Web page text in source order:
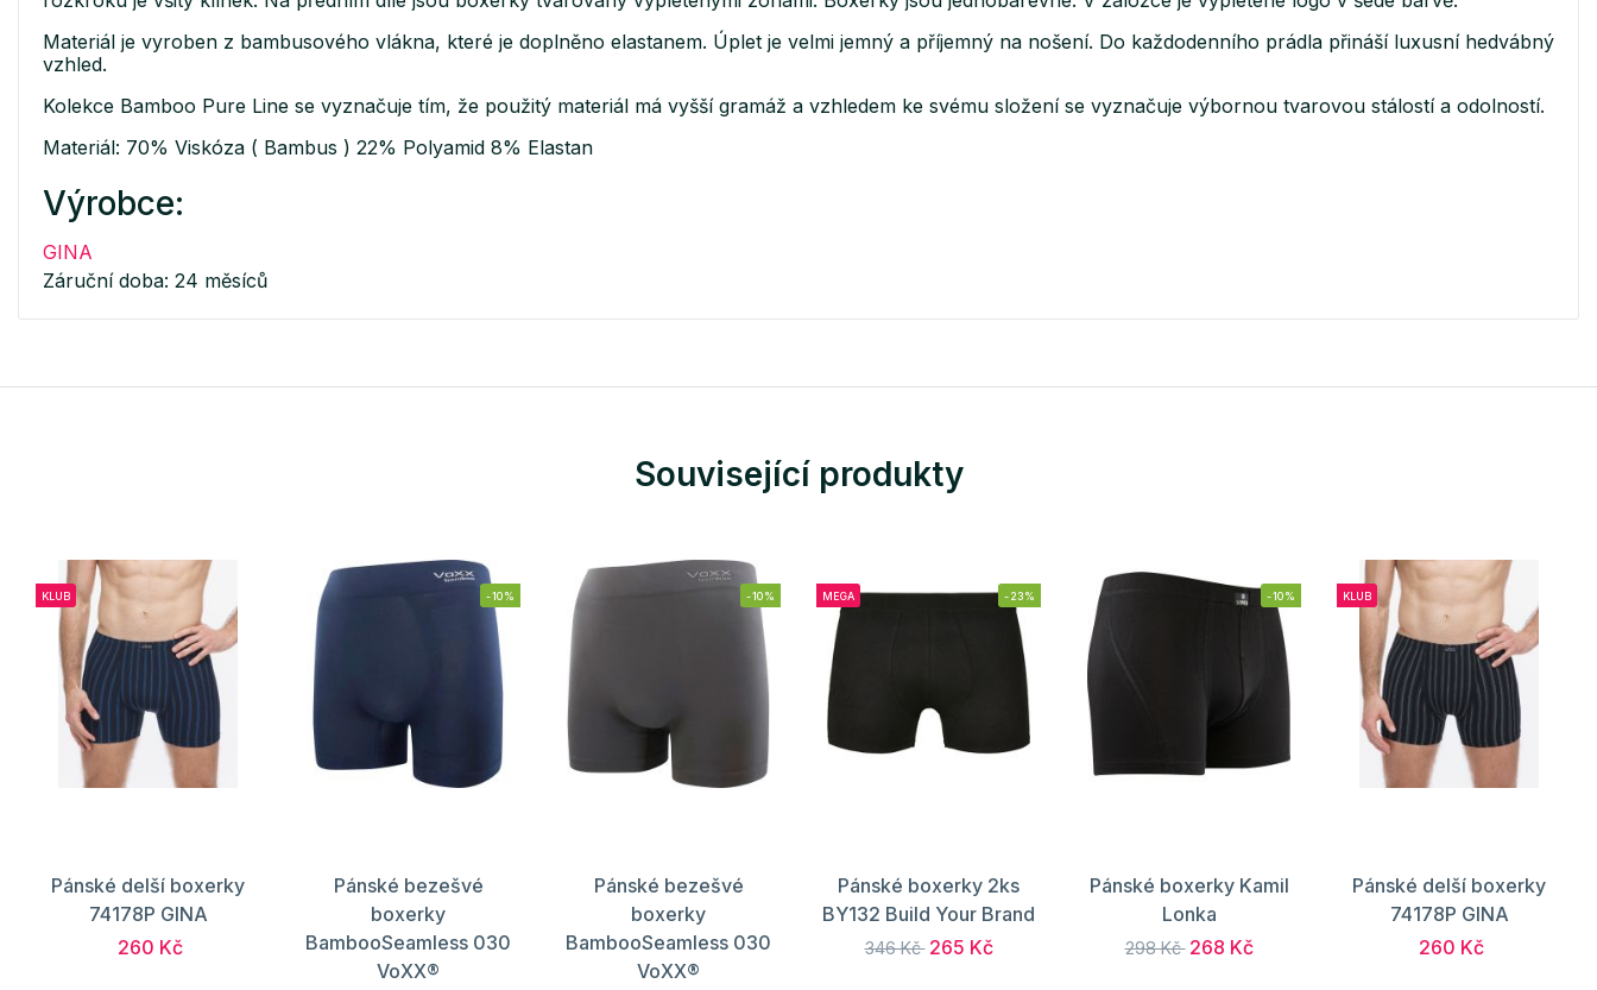
Materiál je vyroben z bambusového vlákna, které je doplněno elastanem. Úplet je velmi jemný a příjemný na nošení. Do každodenního prádla přináší luxusní hedvábný
vzhled.
Kolekce Bamboo Pure Line se vyznačuje tím, že použitý materiál má vyšší gramáž a vzhledem ke svému složení se vyznačuje výbornou tvarovou stálostí a odolností.
Materiál: 70% Viskóza ( Bambus ) 22% Polyamid 8% Elastan
Výrobce:
GINA
Záruční doba: 24 měsíců
Související produkty
KLUB
Pánské delší boxerky
74178P GINA
260 Kč
-10%
Pánské bezešvé
boxerky
BambooSeamless 030
VoXX®
-10%
Pánské bezešvé
boxerky
BambooSeamless 030
VoXX®
MEGA -23%
Pánské boxerky 2ks
BY132 Build Your Brand
346 Kč 265 Kč
-10%
Pánské boxerky Kamil
Lonka
298 Kč 268 Kč
KLUB
Pánské delší boxerky
74178P GINA
260 Kč